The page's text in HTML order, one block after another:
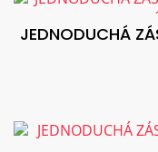
JEDNODUCHÁ